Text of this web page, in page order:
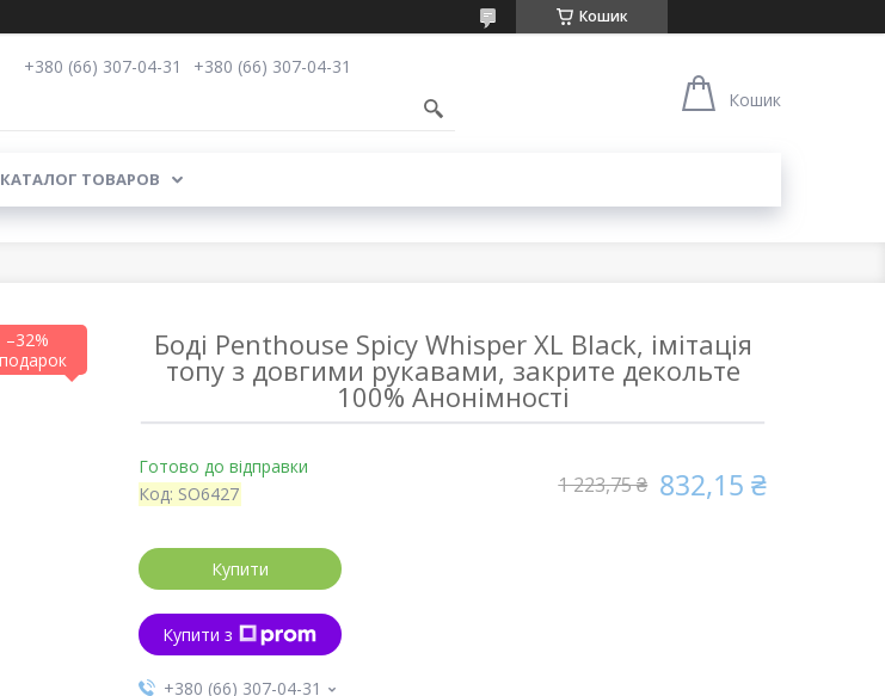
Кошик
+380 (66) 307-04-31
+380 (66) 307-04-31
Кошик
КАТАЛОГ ТОВАРОВ
–32% Боді Penthouse Spicy Whisper XL Black, імітація
топу з довгими рукавами, закрите декольте
100% Анонімності
Готово до відправки
Код: SO6427 1 223,75 ₴ 832,15 ₴
Купити
Купити з
+380 (66) 307-04-31